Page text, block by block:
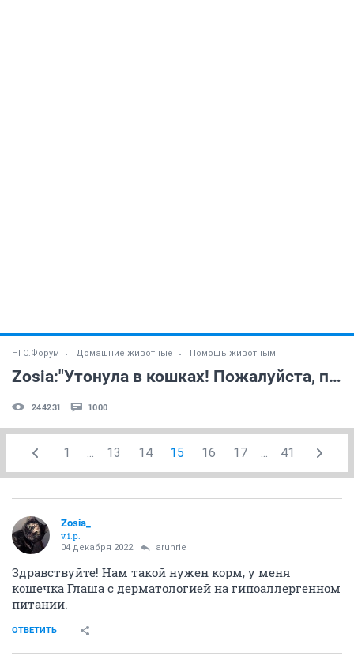
НГС.Форум Домашние животные Помощь животным
Zosia:"Утонула в кошках! Пожалуйста, помогите!!!" (часть 3)
244231 1000
1 13 14 15 16 17 41
Zosia_
v.i.p.
04 декабря 2022 arunrie
Здравствуйте! Нам такой нужен корм, у меня
кошечка Глаша с дерматологией на гипоаллергенном
питании.
ОТВЕТИТЬ